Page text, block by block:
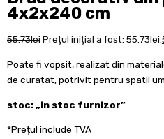
4x2x240 cm
55.73leiPrețul inițial a fost: 55.73lei.
Poate fi vopsit, realizat din
de curatat, potrivit pentru spatii
stoc: „in stoc furnizor”
*Prețul include TVA